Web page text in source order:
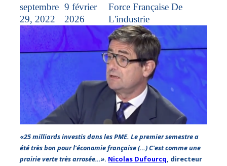
septembre
29, 2022
9 février
2026
Force Française De
L'industrie
«25 milliards investis dans les PME. Le premier semestre a
été très bon pour l’économie française (…) C’est comme une
prairie verte très arrosée…». Nicolas Dufourcq, directeur